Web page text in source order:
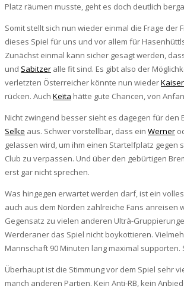
Platz räumen musste, geht es doch deutlich
Somit stellt sich nun wieder einmal die Frage der
dieses Spiel für uns und vor allem für
Zunächst einmal kann sicher gesagt werden,
und Sabitzer alle fit sind. Es gibt also der
verletzten Österreicher könnte nun wiederKaiser
rücken. Auch Keïta hätte gute Chancen, von
Nicht zwingend besser sieht es dagegen für den
Selke aus. Schwer vorstellbar, dass ein Werner
gelassen wird, um ihm einen Startelfplatz gegen
Club zu verpassen. Und über den gebürtigen
erst gar nicht sprechen.
Was hingegen erwartet werden darf, ist ein
auch aus dem Norden zahlreiche Fans anreisen
Gegensatz zu vielen anderen Ultrà-
Werderaner das Spiel nicht boykottieren.
Mannschaft 90 Minuten lang maximal supporten.
Überhaupt ist die Stimmung vor dem Spiel sehr
manch anderen Partien. Kein Anti-RB, kein